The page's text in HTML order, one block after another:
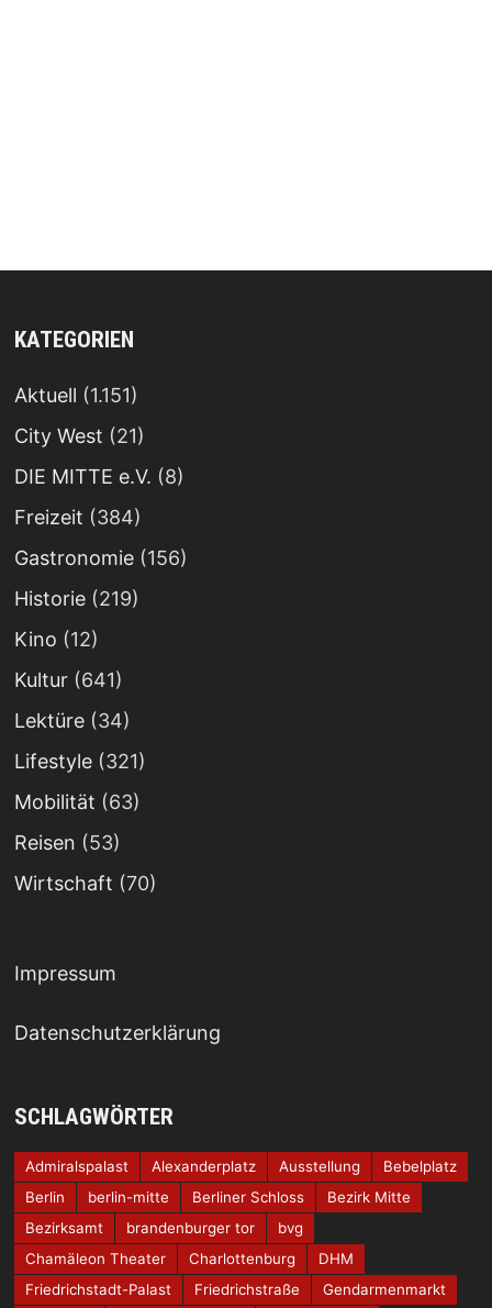
KATEGORIEN
Aktuell (1.151)
City West (21)
DIE MITTE e.V. (8)
Freizeit (384)
Gastronomie(156)
Historie(219)
Kino (12)
Kultur(641)
Lektüre(34)
Lifestyle(321)
Mobilität (63)
Reisen (53)
Wirtschaft (70)
Impressum
Datenschutzerklärung
SCHLAGWÖRTER
Admiralspalast Alexanderplatz Ausstellung
Bebelplatz
Berlin
berlin-mitte Berliner Schloss
Bezirk Mitte
Bezirksamt
brandenburger tor
bvg
Chamäleon Theater
Charlottenburg
DHM
Friedrichstadt-Palast
Friedrichstraße Gendarmenmarkt